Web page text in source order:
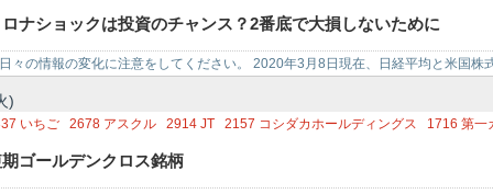
ナショックは投資のチャンス？2番底で大損しないために
々の情報の変化に注意をしてください。 2020年3月8日現在、日経平均と米国
)
いちご 2678 アスクル 2914 JT 2157 コシダカホールディングス 1716 第一
青木あすなろ建設 2130メンバーズ
ゴールデンクロス銘柄